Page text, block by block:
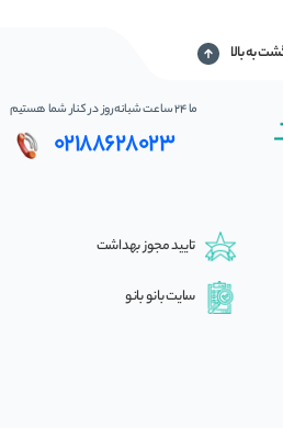
به بالا
ما 24 ساعت شبانه‌روز در کنار شما هستیم
02188628023
تایید مجوز بهداشت
سایت بانو بانو